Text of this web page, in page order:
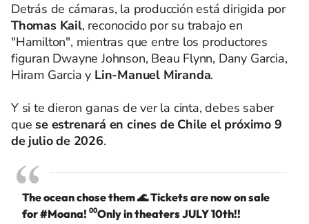
Detrás de cámaras, la producción está dirigida por
Thomas Kail, reconocido por su trabajo en
"Hamilton", mientras que entre los productores
figuran Dwayne Johnson, Beau Flynn, Dany Garcia,
Hiram Garcia y Lin-Manuel Miranda.
Y si te dieron ganas de ver la cinta, debes saber
que se estrenará en cines de Chile el próximo 9
de julio de 2026.
The ocean chose them 🌊 Tickets are now on sale
for#Moana! ⁰⁰Only in theaters JULY 10th!!